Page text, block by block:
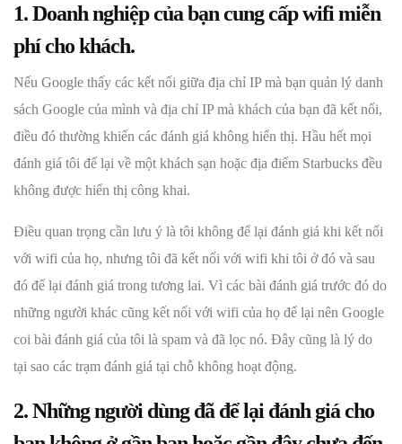
1. Doanh nghiệp của bạn cung cấp wifi miễn
phí cho khách.
Nếu Google thấy các kết nối giữa địa chỉ IP mà bạn quản lý danh
sách Google của mình và địa chỉ IP mà khách của bạn đã kết nối,
điều đó thường khiến các đánh giá không hiển thị. Hầu hết mọi
đánh giá tôi để lại về một khách sạn hoặc địa điểm Starbucks đều
không được hiển thị công khai.
Điều quan trọng cần lưu ý là tôi không để lại đánh giá khi kết nối
với wifi của họ, nhưng tôi đã kết nối với wifi khi tôi ở đó và sau
đó để lại đánh giá trong tương lai. Vì các bài đánh giá trước đó do
những người khác cũng kết nối với wifi của họ để lại nên Google
coi bài đánh giá của tôi là spam và đã lọc nó. Đây cũng là lý do
tại sao các trạm đánh giá tại chỗ không hoạt động.
2. Những người dùng đã để lại đánh giá cho